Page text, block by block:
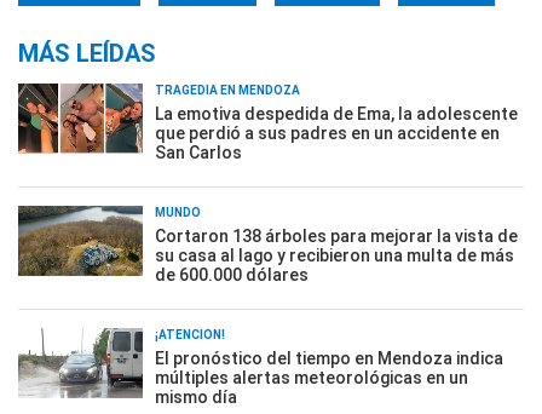
MÁS LEÍDAS
TRAGEDIA EN MENDOZA
La emotiva despedida de Ema, la adolescente
que perdió a sus padres en un accidente en
San Carlos
MUNDO
Cortaron 138 árboles para mejorar la vista de
su casa al lago y recibieron una multa de más
de 600.000 dólares
¡ATENCIÓN!
El pronóstico del tiempo en Mendoza indica
múltiples alertas meteorológicas en un
mismo día